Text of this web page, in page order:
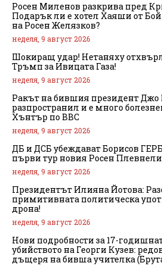
Росен Миленов разкрива пред
Подарък ли е хотел Хаяши от
на Росен Желязков?
неделя, 9 август 2026
Шокиращ удар! Нетаняху
Тръмп за Ивицата Газа!
неделя, 9 август 2026
Ракът на бившия президент Джо
разпространил и е много
Хънтър по BBC
неделя, 9 август 2026
ДБ и ДСБ убеждават Борисов
първи тур новия Росен
неделя, 9 август 2026
Президентът Илияна Йотова:
примитивната политическа
дрона!
неделя, 9 август 2026
Нови подробности за 17-
убийството на Георги Кузев:
дъщеря на бивша учителка